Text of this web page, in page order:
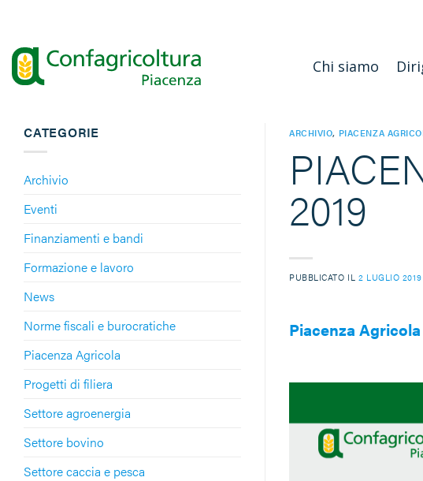
contenuti
Chi siamo
CATEGORIE
Archivio
Eventi
Finanziamenti e bandi
Formazione e lavoro
News
Norme fiscali e burocratiche
Piacenza Agricola
Progetti di filiera
Settore agroenergia
Settore bovino
Settore caccia e pesca
ARCHIVIO, PIACENZA
2019
PUBBLICATO IL 2 LUGLIO 2019
Piacenza